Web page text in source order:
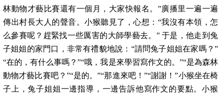
林動物才藝比賽還有一個月，大家快報名。”廣播里一遍一遍
傳出村長大人的聲音。小猴聽見了，心想：“我沒有本領，怎
么參賽呢？趕緊找一些厲害的大師學藝去。” 于是，他走到兔
子姐姐的家門口，非常有禮貌地說：“請問兔子姐姐在家嗎？”
“在的，有什么事嗎？”“哦，我是來學習寫作文的。”“是為森林
動物才藝比賽吧？”“是的。”“那進來吧！”“謝謝！”小猴坐在椅
子上，兔子姐姐一邊指導，一邊告訴他寫作文的要點。小猴